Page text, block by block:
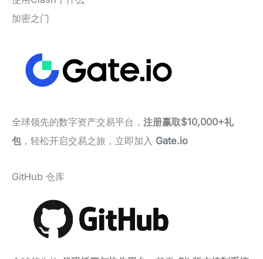
加密之门
全球领先的数字资产交易平台， 注册赢取$10,000+礼
包，轻松开启交易之旅，立即加入 Gate.io
GitHub 仓库